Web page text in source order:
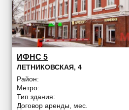
ИФНС 5
ЛЕТНИКОВСКАЯ, 4
Район:
Метро:
Тип здания:
Договор аренды, мес.